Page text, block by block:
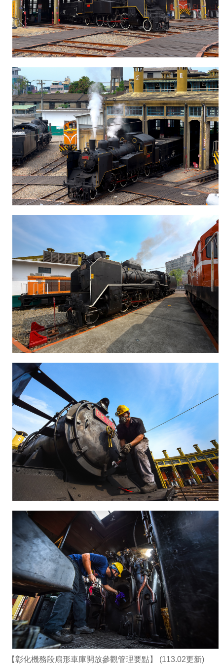
【彰化機務段扇形車庫開放參觀管理要點】 (113.02更新)